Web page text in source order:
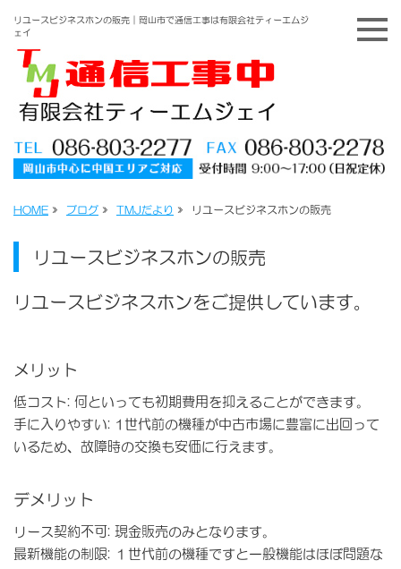
リユースビジネスホンの販売｜岡山市で通信工事は有限会社ティーエムジ
ェイ
HOME » ブログ » TMJだより » リユースビジネスホンの販売
リユースビジネスホンの販売
リユースビジネスホンをご提供しています。
メリット
低コスト: 何といっても初期費用を抑えることができます。
手に入りやすい: 1世代前の機種が中古市場に豊富に出回って
いるため、故障時の交換も安価に行えます。
デメリット
リース契約不可 : 現金販売のみとなります。
最新機能の制限: １世代前の機種ですと一般機能はほぼ問題な